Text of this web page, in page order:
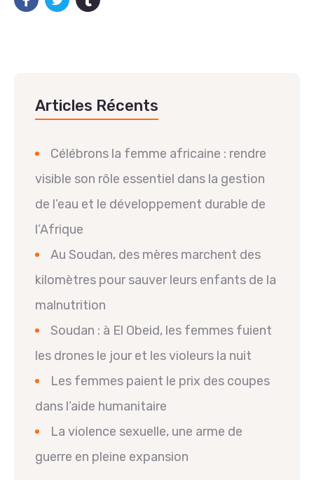
Articles Récents
Célébrons la femme africaine : rendre
visible son rôle essentiel dans la gestion
de l’eau et le développement durable de
l’Afrique
Au Soudan, des mères marchent des
kilomètres pour sauver leurs enfants de la
malnutrition
Soudan : à El Obeid, les femmes fuient
les drones le jour et les violeurs la nuit
Les femmes paient le prix des coupes
dans l’aide humanitaire
La violence sexuelle, une arme de
guerre en pleine expansion